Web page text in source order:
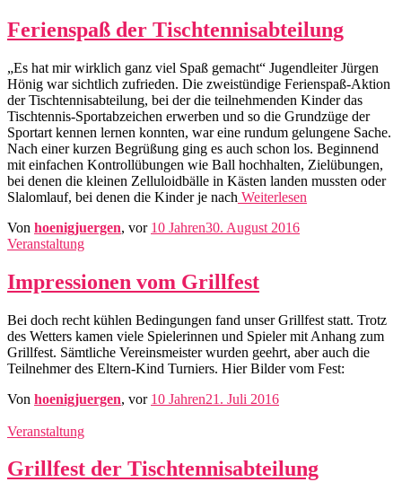
Ferienspaß der Tischtennisabteilung
„Es hat mir wirklich ganz viel Spaß gemacht“ Jugendleiter Jürgen
Hönig war sichtlich zufrieden. Die zweistündige Ferienspaß-Aktion
der Tischtennisabteilung, bei der die teilnehmenden Kinder das
Tischtennis-Sportabzeichen erwerben und so die Grundzüge der
Sportart kennen lernen konnten, war eine rundum gelungene Sache.
Nach einer kurzen Begrüßung ging es auch schon los. Beginnend
mit einfachen Kontrollübungen wie Ball hochhalten, Zielübungen,
bei denen die kleinen Zelluloidbälle in Kästen landen mussten oder
Slalomlauf, bei denen die Kinder je nach Weiterlesen
Von hoenigjuergen, vor 10 Jahren30. August 2016
Veranstaltung
Impressionen vom Grillfest
Bei doch recht kühlen Bedingungen fand unser Grillfest statt. Trotz
des Wetters kamen viele Spielerinnen und Spieler mit Anhang zum
Grillfest. Sämtliche Vereinsmeister wurden geehrt, aber auch die
Teilnehmer des Eltern-Kind Turniers. Hier Bilder vom Fest:
Von hoenigjuergen, vor 10 Jahren21. Juli 2016
Veranstaltung
Grillfest der Tischtennisabteilung